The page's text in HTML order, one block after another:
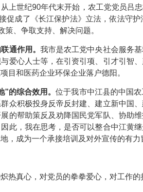
上世纪90年代末开始，农工党党员吕
促成了《长江保护法》立法，依法守
策、争取支持、解决问题。
通作用。 我市是农工党中央社会服务
爱心人士等，在引资引项、引才引智
目和医药企业环保企业落户德阳。
”的综合效用。位于我市中江县的中国
众积极投身反帝反封建、建立新中国
的帮助策反及劝降国民党军队、协助
此，我在思考，是否可以整合中江黄
，成为一个承接培训及对外宣传的有力
热真心，对党员的拳拳爱心，对工作的